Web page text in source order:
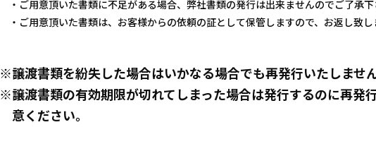
ご用意頂いた書類に不足がある場合、弊社書類の発行は出来ませんのでご了承下
ご用意頂いた書類は、お客様からの依頼の証として保管しますので、お返し致し
譲渡書類を紛失した場合はいかなる場合でも再発行いたしませ
譲渡書類の有効期限が切れてしまった場合は発行するのに再発
意ください。